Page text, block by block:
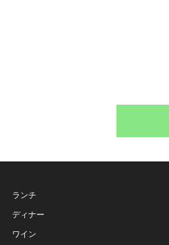
ランチ
ディナー
ワイン